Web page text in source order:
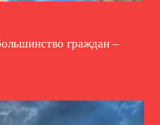
граждан –